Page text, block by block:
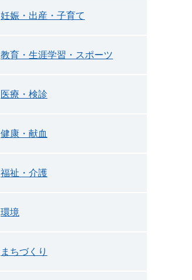
妊娠・出産・子育て
教育・生涯学習・スポーツ
医療・検診
健康・献血
福祉・介護
環境
まちづくり